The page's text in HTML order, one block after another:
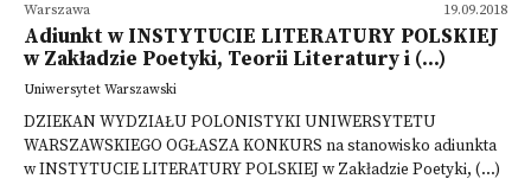
19.09.2018
Warszawa
Adiunkt w INSTYTUCIE LITERATURY POLSKIEJ
w Zakładzie Poetyki, Teorii Literatury i (...)
Uniwersytet Warszawski
DZIEKAN WYDZIAŁU POLONISTYKI UNIWERSYTETU
WARSZAWSKIEGO OGŁASZA KONKURS na stanowisko adiunkta
w INSTYTUCIE LITERATURY POLSKIEJ w Zakładzie Poetyki, (...)